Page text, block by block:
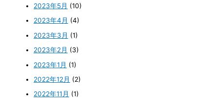
2023年5月 (10)
2023年4月 (4)
2023年3月 (1)
2023年2月 (3)
2023年1月 (1)
2022年12月 (2)
2022年11月 (1)